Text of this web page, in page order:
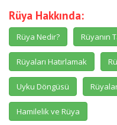
Rüya Hakkında:
Rüya Nedir? Rüyanın
Rüyaları Hatırlamak
Uyku Döngüsü
Hamilelik ve Rüya